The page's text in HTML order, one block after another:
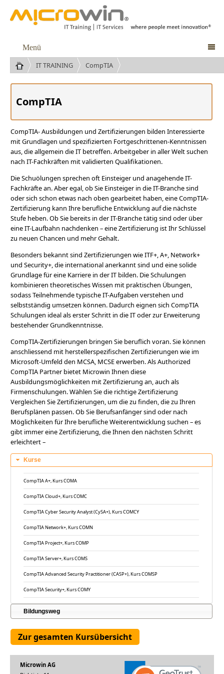
Menü 
IT TRAINING CompTIA
CompTIA
CompTIA- Ausbildungen und Zertifizierungen bilden Interessierte
mit Grundlagen und spezifizierten Fortgeschrittenen-Kenntnissen
aus, die allgemein die IT betreffen. Arbeitgeber in aller Welt suchen
nach IT-Fachkräften mit validierten Qualifikationen.
Die Schuölungen sprechen oft Einsteiger und anagehende IT-
Fachkräfte an. Aber egal, ob Sie Einsteiger in die IT-Branche sind
oder sich schon etwas nach oben gearbeitet haben, eine CompTIA-
Zertifizierung kann Ihre berufliche Entwicklung auf die nächste
Stufe heben. Ob Sie bereits in der IT-Branche tätig sind oder über
eine IT-Laufbahn nachdenken – eine Zertifizierung ist Ihr Schlüssel
zu neuen Chancen und mehr Gehalt.
Besonders bekannt sind Zertifizierungen wie ITF+, A+, Network+
und Security+, die international anerkannt sind und eine solide
Grundlage für eine Karriere in der IT bilden. Die Schulungen
kombinieren theoretisches Wissen mit praktischen Übungen,
sodass Teilnehmende typische IT-Aufgaben verstehen und
selbstständig umsetzen können. Dadurch eignen sich CompTIA
Schulungen ideal als erster Schritt in die IT oder zur Erweiterung
bestehender Grundkenntnisse.
CompTIA-Zertifizierungen bringen Sie beruflich voran. Sie können
anschliessend mit herstellerspezifischen Zertifizierungen wie im
Microsoft-Umfeld den MCSA, MCSE erwerben. Als Authorized
CompTIA Partner bietet Microwin Ihnen diese
Ausbildungsmöglichkeiten mit Zertifizierung an, auch als
Firmenschulungen. Wählen Sie die richtige Zertifizierung
Vergleichen Sie Zertifizierungen, um die zu finden, die zu Ihren
Berufsplänen passen. Ob Sie Berufsanfänger sind oder nach
Möglichkeiten für Ihre berufliche Weiterentwicklung suchen – es
gibt immer eine Zertifizierung, die Ihnen den nächsten Schritt
erleichtert –
Kurse
CompTIA A+, Kurs COMA
CompTIA Cloud+, Kurs COMC
CompTIA Cyber Security Analyst (CySA+), Kurs COMCY
CompTIA Network+, Kurs COMN
CompTIA Project+, Kurs COMP
CompTIA Server+, Kurs COMS
CompTIA Advanced Security Practitioner (CASP+), Kurs COMSP
CompTIA Security+, Kurs COMY
Bildungsweg
Microwin AG